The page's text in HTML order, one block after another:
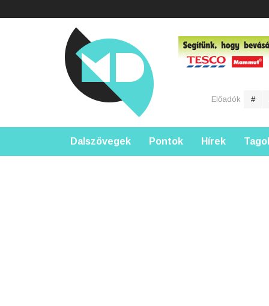
Előadók #
Dalszövegek Pontok Hírek